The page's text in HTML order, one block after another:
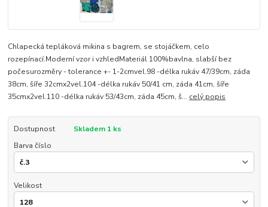
Chlapecká tepláková mikina s bagrem, se stojáčkem, celo
rozepínací.Moderní vzor i vzhledMateriál 100%bavlna, slabší bez
počesurozměry - tolerance +- 1-2cmvel.98 -délka rukáv 47/39cm, záda
38cm, šíře 32cmx2vel.104 -délka rukáv 50/41 cm, záda 41cm, šíře
35cmx2vel.110 -délka rukáv 53/43cm, záda 45cm, š... celý popis
Dostupnost
Skladem 1 ks
Barva číslo
Velikost